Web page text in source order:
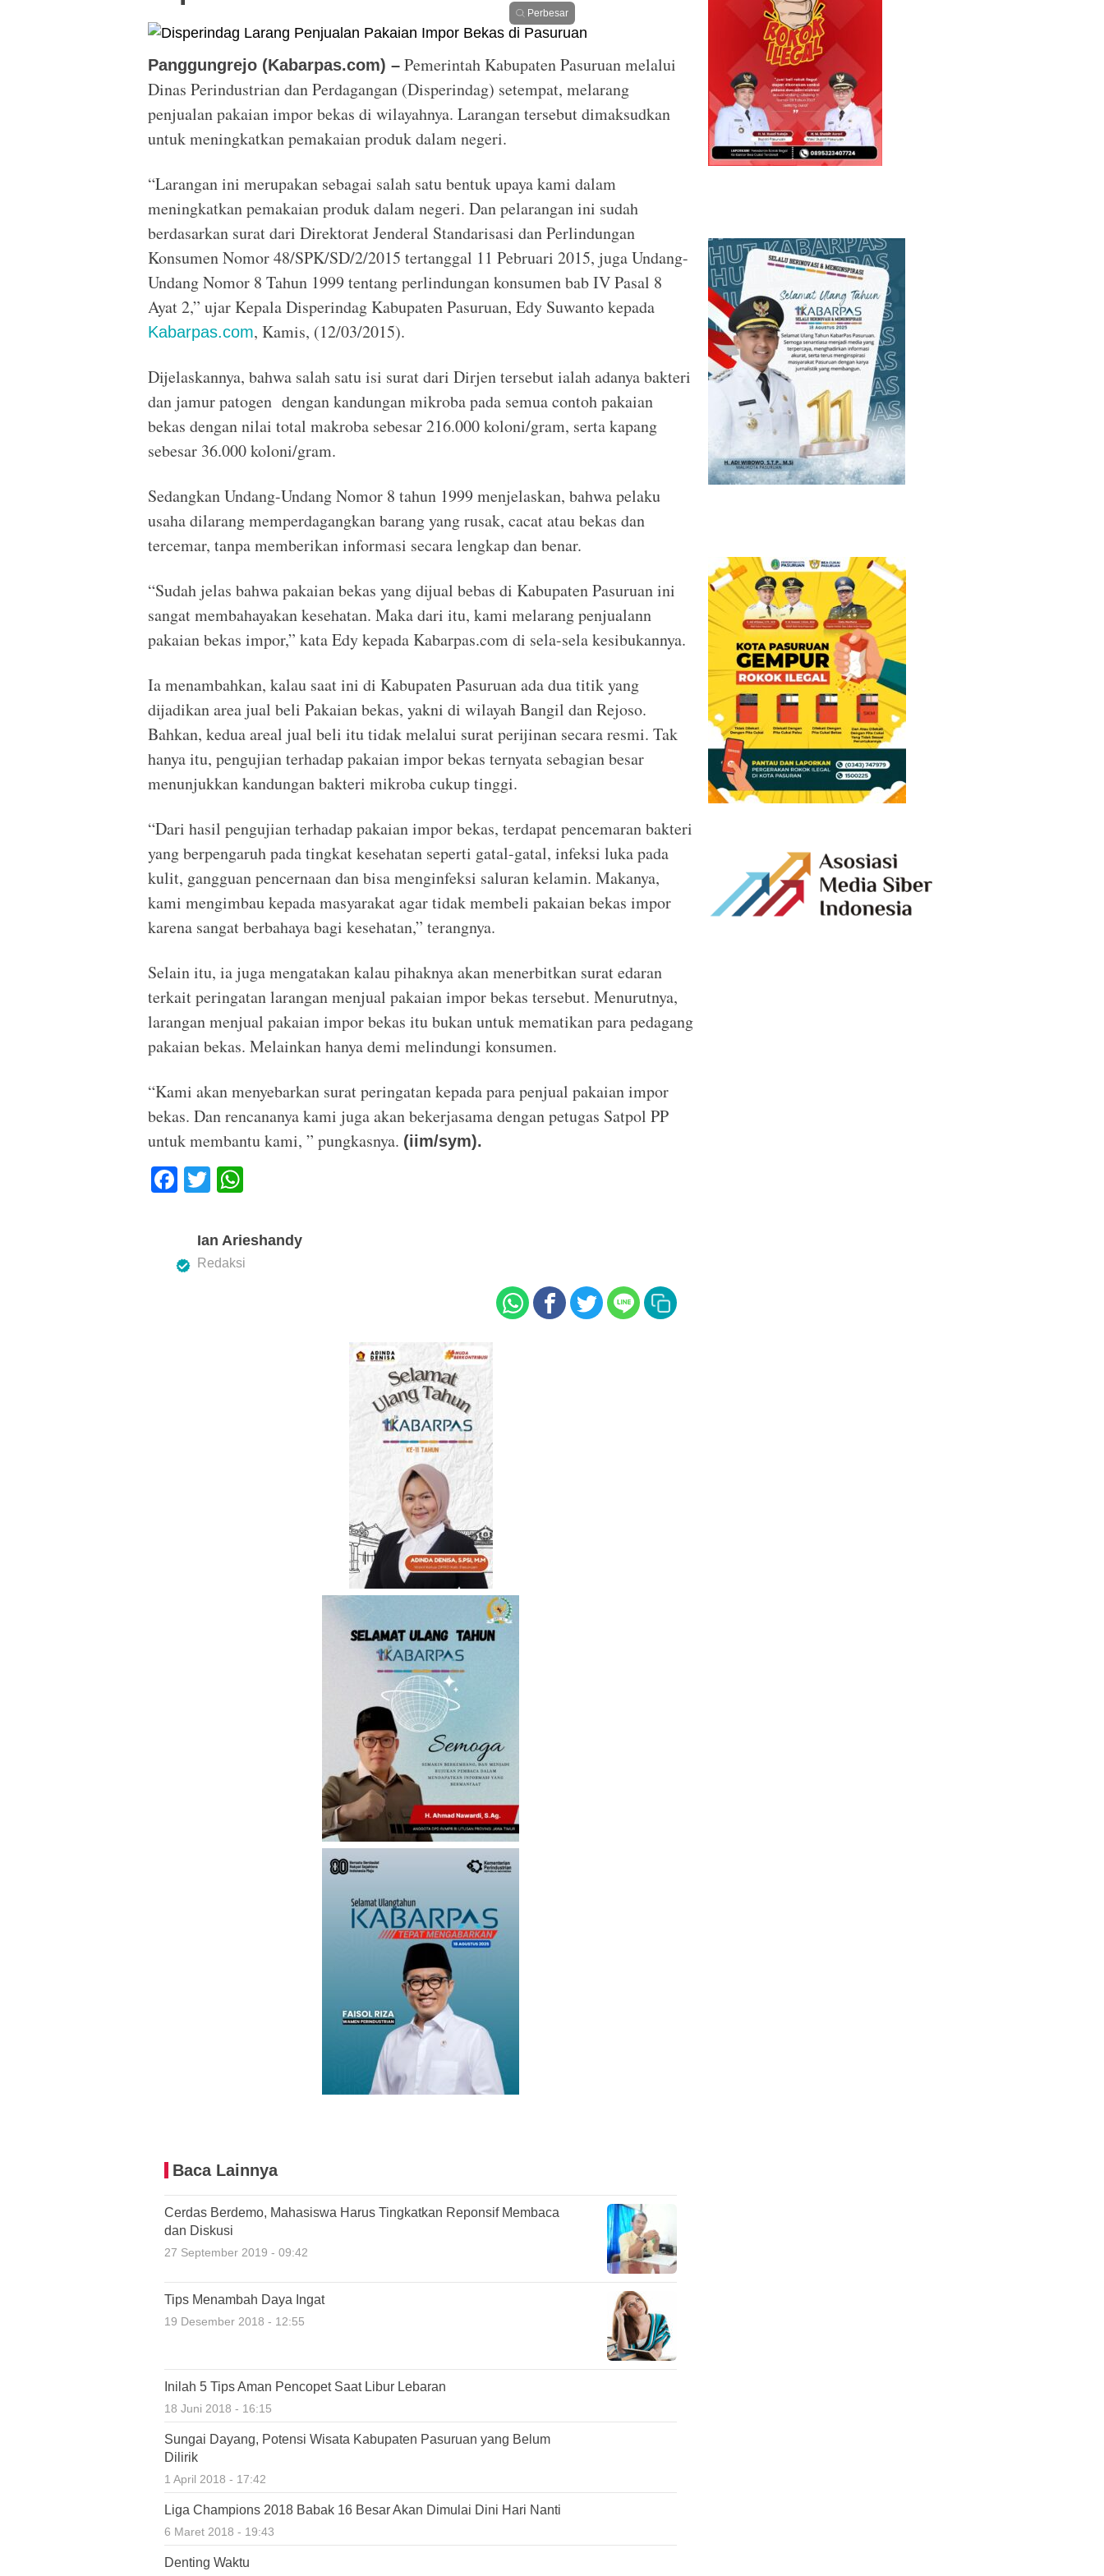
Perbesar
Panggungrejo (Kabarpas.com) – Pemerintah Kabupaten Pasuruan melalui
Dinas Perindustrian dan Perdagangan (Disperindag) setempat, melarang
penjualan pakaian impor bekas di wilayahnya. Larangan tersebut dimaksudkan
untuk meningkatkan pemakaian produk dalam negeri.
“Larangan ini merupakan sebagai salah satu bentuk upaya kami dalam
meningkatkan pemakaian produk dalam negeri. Dan pelarangan ini sudah
berdasarkan surat dari Direktorat Jenderal Standarisasi dan Perlindungan
Konsumen Nomor 48/SPK/SD/2/2015 tertanggal 11 Pebruari 2015, juga Undang-
Undang Nomor 8 Tahun 1999 tentang perlindungan konsumen bab IV Pasal 8
Ayat 2,” ujar Kepala Disperindag Kabupaten Pasuruan, Edy Suwanto kepada
Kabarpas.com, Kamis, (12/03/2015).
Dijelaskannya, bahwa salah satu isi surat dari Dirjen tersebut ialah adanya bakteri
dan jamur patogen dengan kandungan mikroba pada semua contoh pakaian
bekas dengan nilai total makroba sebesar 216.000 koloni/gram, serta kapang
sebesar 36.000 koloni/gram.
Sedangkan Undang-Undang Nomor 8 tahun 1999 menjelaskan, bahwa pelaku
usaha dilarang memperdagangkan barang yang rusak, cacat atau bekas dan
tercemar, tanpa memberikan informasi secara lengkap dan benar.
“Sudah jelas bahwa pakaian bekas yang dijual bebas di Kabupaten Pasuruan ini
sangat membahayakan kesehatan. Maka dari itu, kami melarang penjualann
pakaian bekas impor,” kata Edy kepada Kabarpas.com di sela-sela kesibukannya.
Ia menambahkan, kalau saat ini di Kabupaten Pasuruan ada dua titik yang
dijadikan area jual beli Pakaian bekas, yakni di wilayah Bangil dan Rejoso.
Bahkan, kedua areal jual beli itu tidak melalui surat perijinan secara resmi. Tak
hanya itu, pengujian terhadap pakaian impor bekas ternyata sebagian besar
menunjukkan kandungan bakteri mikroba cukup tinggi.
“Dari hasil pengujian terhadap pakaian impor bekas, terdapat pencemaran bakteri
yang berpengaruh pada tingkat kesehatan seperti gatal-gatal, infeksi luka pada
kulit, gangguan pencernaan dan bisa menginfeksi saluran kelamin. Makanya,
kami mengimbau kepada masyarakat agar tidak membeli pakaian bekas impor
karena sangat berbahaya bagi kesehatan,” terangnya.
Selain itu, ia juga mengatakan kalau pihaknya akan menerbitkan surat edaran
terkait peringatan larangan menjual pakaian impor bekas tersebut. Menurutnya,
larangan menjual pakaian impor bekas itu bukan untuk mematikan para pedagang
pakaian bekas. Melainkan hanya demi melindungi konsumen.
“Kami akan menyebarkan surat peringatan kepada para penjual pakaian impor
bekas. Dan rencananya kami juga akan bekerjasama dengan petugas Satpol PP
untuk membantu kami, ” pungkasnya. (iim/sym).
F
e
T
tt
er
at
s
Ian Arieshandy
Redaksi
Baca Lainnya
Cerdas Berdemo, Mahasiswa Harus Tingkatkan Reponsif Membaca
dan Diskusi
27 September 2019 - 09:42
Tips Menambah Daya Ingat
19 Desember 2018 - 12:55
Inilah 5 Tips Aman Pencopet Saat Libur Lebaran
18 Juni 2018 - 16:15
Sungai Dayang, Potensi Wisata Kabupaten Pasuruan yang Belum
Dilirik
1 April 2018 - 17:42
Liga Champions 2018 Babak 16 Besar Akan Dimulai Dini Hari Nanti
6 Maret 2018 - 19:43
Denting Waktu